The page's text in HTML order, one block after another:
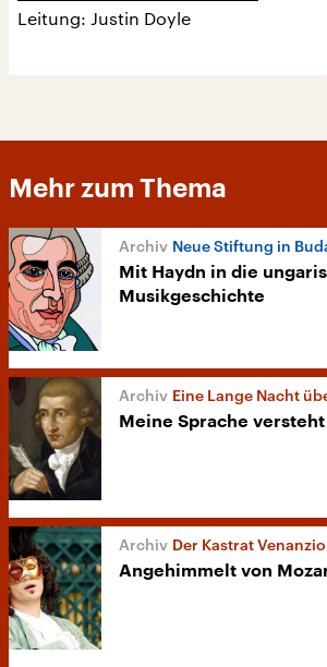
Leitung: Justin Doyle
Mehr zum Thema
Neue Stiftung in
Mit Haydn in die
Musikgeschichte
Eine Lange Nacht
Meine Sprache
Der Kastrat
Angehimmelt von